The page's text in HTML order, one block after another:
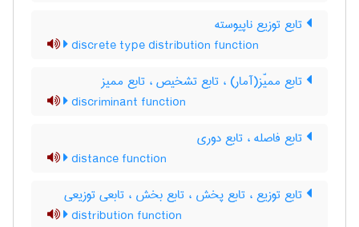
تابع توزیع ناپیوسته
discrete type distribution function
تابع ممیّز(آمار) ، تابع تشخیص ، تابع ممیز
discriminant function
تابع فاصله ، تابع دوری
distance function
تابع توزیع ، تابع پخش ، تابع بخش ، تابعی توزیعی
distribution function